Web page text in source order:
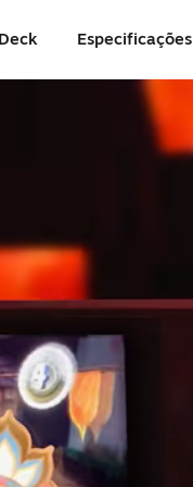
Especificações